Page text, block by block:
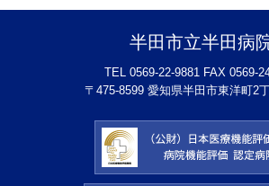
半田市立半田病
TEL 0569-22-9881 FAX 0569-
〒475-8599 愛知県半田市東洋町2